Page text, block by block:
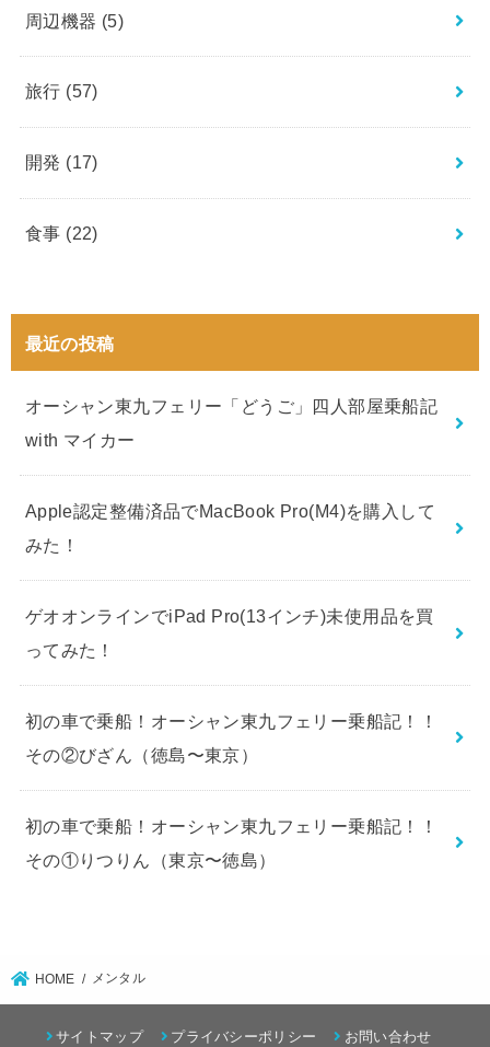
周辺機器 (5)
旅行 (57)
開発 (17)
食事 (22)
最近の投稿
オーシャン東九フェリー「どうご」四人部屋乗船記
with マイカー
Apple認定整備済品でMacBook Pro(M4)を購入して
みた！
ゲオオンラインでiPad Pro(13インチ)未使用品を買
ってみた！
初の車で乗船！オーシャン東九フェリー乗船記！！
その②びざん（徳島〜東京）
初の車で乗船！オーシャン東九フェリー乗船記！！
その①りつりん（東京〜徳島）
HOME メンタル
サイトマップ プライバシーポリシー お問い合わせ